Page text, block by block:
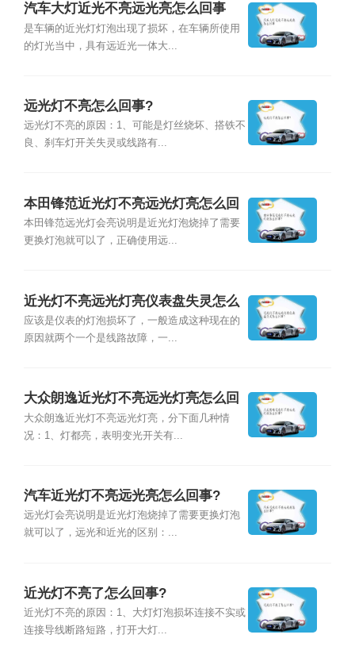
汽车大灯近光不亮远光亮怎么回事
是车辆的近光灯灯泡出现了损坏，在车辆所使用
的灯光当中，具有远近光一体大...
远光灯不亮怎么回事?
远光灯不亮的原因：1、可能是灯丝烧坏、搭铁不
良、刹车灯开关失灵或线路有...
本田锋范近光灯不亮远光灯亮怎么回
事?
本田锋范远光灯会亮说明是近光灯泡烧掉了需要
更换灯泡就可以了，正确使用远...
近光灯不亮远光灯亮仪表盘失灵怎么
回事?
应该是仪表的灯泡损坏了，一般造成这种现在的
原因就两个一个是线路故障，一...
大众朗逸近光灯不亮远光灯亮怎么回
事?
大众朗逸近光灯不亮远光灯亮，分下面几种情
况：1、灯都亮，表明变光开关有...
汽车近光灯不亮远光亮怎么回事?
远光灯会亮说明是近光灯泡烧掉了需要更换灯泡
就可以了，远光和近光的区别：...
近光灯不亮了怎么回事?
近光灯不亮的原因：1、大灯灯泡损坏连接不实或
连接导线断路短路，打开大灯...